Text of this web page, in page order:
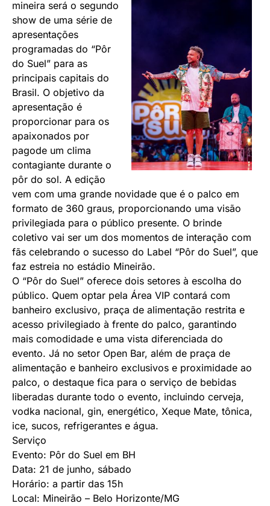
mineira será o segundo
show de uma série de
apresentações
programadas do “Pôr
do Suel” para as
principais capitais do
Brasil. O objetivo da
apresentação é
proporcionar para os
apaixonados por
pagode um clima
contagiante durante o
pôr do sol. A edição
vem com uma grande novidade que é o palco em
formato de 360 graus, proporcionando uma visão
privilegiada para o público presente. O brinde
coletivo vai ser um dos momentos de interação com
fãs celebrando o sucesso do Label “Pôr do Suel”, que
faz estreia no estádio Mineirão.
O “Pôr do Suel” oferece dois setores à escolha do
público. Quem optar pela Área VIP contará com
banheiro exclusivo, praça de alimentação restrita e
acesso privilegiado à frente do palco, garantindo
mais comodidade e uma vista diferenciada do
evento. Já no setor Open Bar, além de praça de
alimentação e banheiro exclusivos e proximidade ao
palco, o destaque fica para o serviço de bebidas
liberadas durante todo o evento, incluindo cerveja,
vodka nacional, gin, energético, Xeque Mate, tônica,
ice, sucos, refrigerantes e água.
Serviço
Evento: Pôr do Suel em BH
Data: 21 de junho, sábado
Horário: a partir das 15h
Local: Mineirão – Belo Horizonte/MG